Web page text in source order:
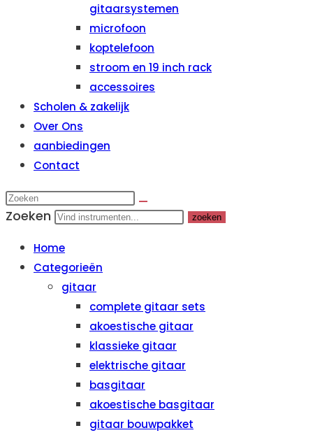
gitaarsystemen
microfoon
koptelefoon
stroom en 19 inch rack
accessoires
Scholen & zakelijk
Over Ons
aanbiedingen
Contact
Zoeken zoeken
Home
Categorieën
gitaar
complete gitaar sets
akoestische gitaar
klassieke gitaar
elektrische gitaar
basgitaar
akoestische basgitaar
gitaar bouwpakket